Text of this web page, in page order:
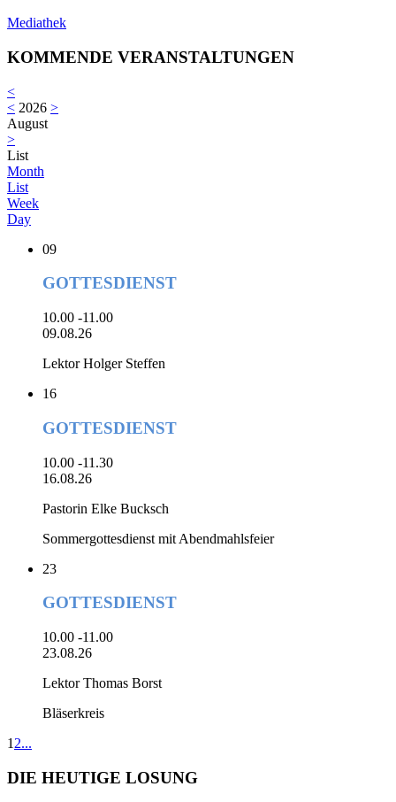
Mediathek
KOMMENDE VERANSTALTUNGEN
<
< 2026 >
August
>
List
Month
List
Week
Day
09
GOTTESDIENST
10.00 -11.00
09.08.26
Lektor Holger Steffen
16
GOTTESDIENST
10.00 -11.30
16.08.26
Pastorin Elke Bucksch
Sommergottesdienst mit Abendmahlsfeier
23
GOTTESDIENST
10.00 -11.00
23.08.26
Lektor Thomas Borst
Bläserkreis
1 2...
DIE HEUTIGE LOSUNG